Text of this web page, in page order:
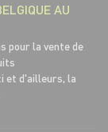
AU
pour la vente de
et d'ailleurs, la